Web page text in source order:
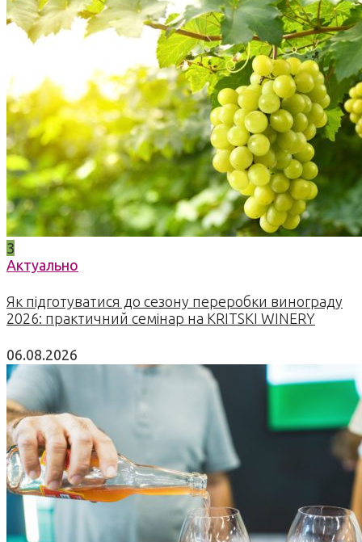
3
Актуально
Як підготуватися до сезону переробки винограду
2026: практичний семінар на KRITSKI WINERY
06.08.2026